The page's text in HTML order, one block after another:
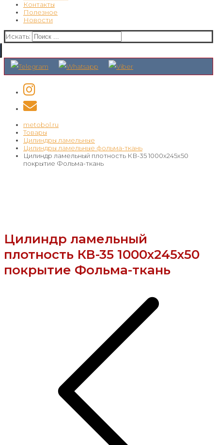
Контакты
Полезное
Новости
Искать:
metobol.ru
Товары
Цилиндры ламельные
Цилиндры ламельные фольма-ткань
Цилиндр ламельный плотность КВ-35 1000х245х50
покрытие Фольма-ткань
Цилиндр ламельный
плотность КВ-35 1000х245х50
покрытие Фольма-ткань